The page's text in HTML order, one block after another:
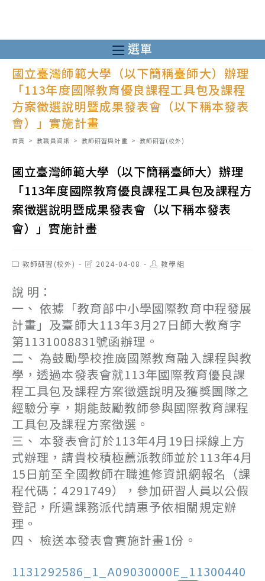
至
主
選單
國立臺灣師範大學（以下簡稱臺師大）辦理
「113年度國際教育優良課程工具包及課程
方案徵選說明暨成果發表會（以下稱本發表
會）」實施計畫
首頁 > 教職員資訊 > 教師研習與計畫 > 教師研習(校外)
國立臺灣師範大學（以下簡稱臺師大）辦理
「113年度國際教育優良課程工具包及課程方
案徵選說明暨成果發表會（以下稱本發表
會）」實施計畫
Post教師研習(校外)
Post2024-04-08
Post教學組
說 明：
一、 依據「教育部中小學國際教育中程發展
計畫」及臺師大113年3月27日師大教育字
第1131008831號函辦理。
二、 為鼓勵學校推廣國際教育融入課程與教
學，透過本發表會就113年國際教育優良課
程工具包及課程方案徵選說明及獲獎團隊之
經驗分享，期能鼓勵教師參與國際教育課程
工具包及課程方案徵選。
三、 本發表會訂於113年4月19日採線上方
式辦理，請貴校積極薦派教師並於113年4月
15日前至全國教師在職進修資訊網報名（課
程代碼：4291749），參加研習人員以公假
登記，所遺課務派代請惠予依相關規定辦
理。
四、 檢送本發表會實施計畫1份。
1131292586_1_A09030000E_11300440